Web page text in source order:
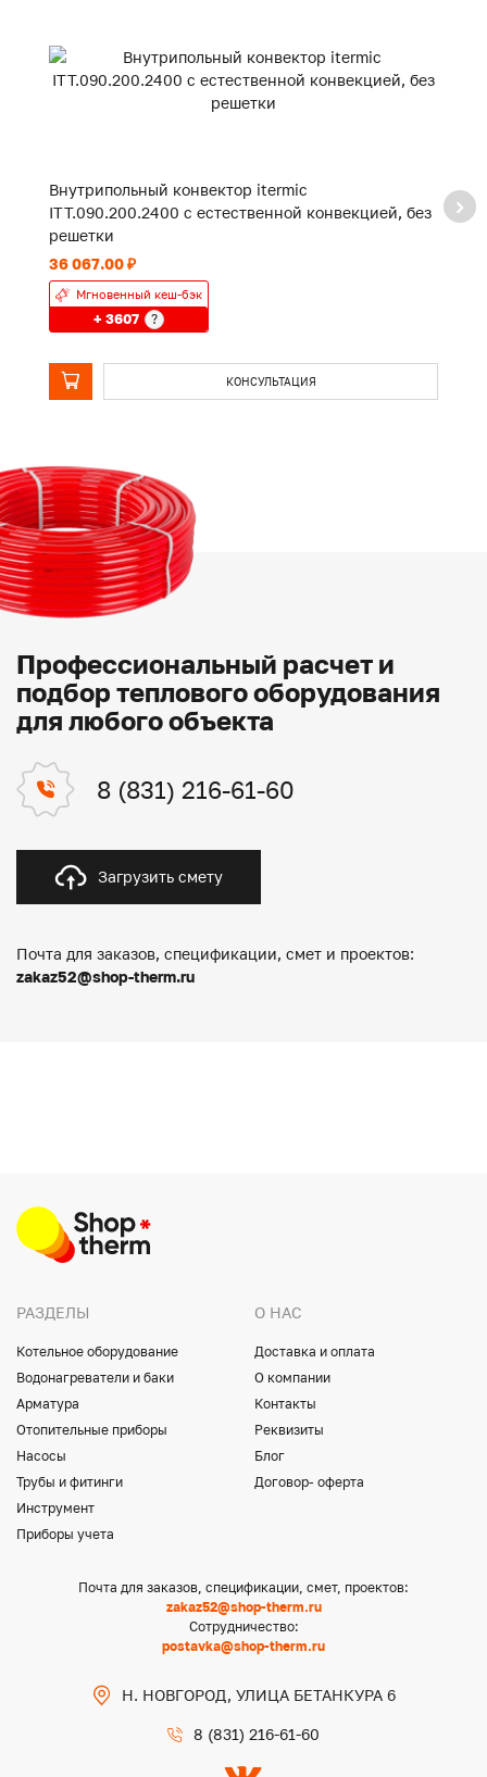
Внутрипольный конвектор itermic
ITT.090.200.2400 с естественной конвекцией, без
решетки
36 067.00 ₽
Мгновенный кеш-бэк
+ 3607 ?
КОНСУЛЬТАЦИЯ
Профессиональный расчет и
подбор теплового оборудования
для любого объекта
8 (831) 216-61-60
Загрузить смету
Почта для заказов, спецификации, смет и проектов:
zakaz52@shop-therm.ru
РАЗДЕЛЫ
Котельное оборудование
Водонагреватели и баки
Арматура
Отопительные приборы
Насосы
Трубы и фитинги
Инструмент
Приборы учета
О НАС
Доставка и оплата
О компании
Контакты
Реквизиты
Блог
Договор- оферта
Почта для заказов, спецификации, смет, проектов:
zakaz52@shop-therm.ru
Сотрудничество:
postavka@shop-therm.ru
Н. НОВГОРОД, УЛИЦА БЕТАНКУРА 6
8 (831) 216-61-60